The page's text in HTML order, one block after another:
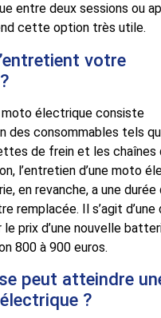
entre deux sessions ou
cette option très utile.
votre
moto électrique consiste
des consommables tels
de frein et les chaînes
l’entretien d’une moto
en revanche, a une durée
remplacée. Il s’agit d’une
prix d’une nouvelle
800 à 900 euros.
peut atteindre
?